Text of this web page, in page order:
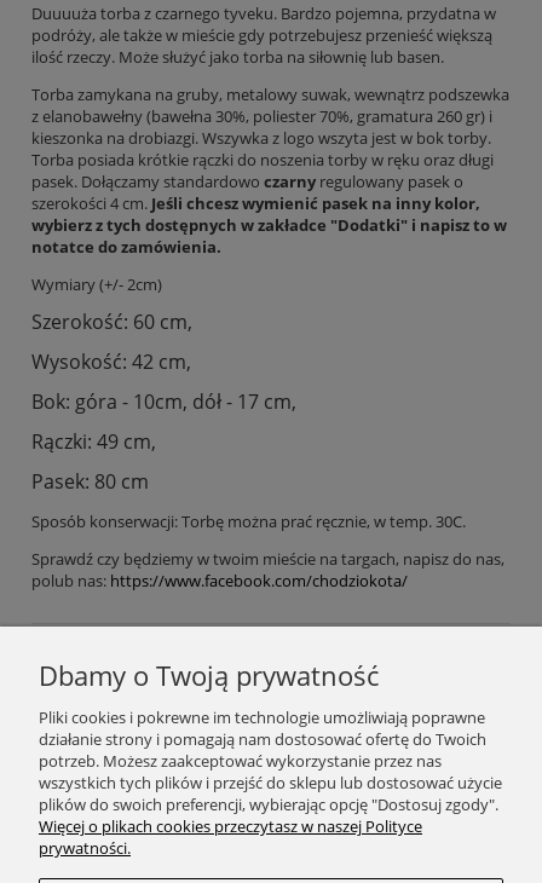
Duuuuża torba z czarnego tyveku. Bardzo pojemna, przydatna w
podróży, ale także w mieście gdy potrzebujesz przenieść większą
ilość rzeczy. Może służyć jako torba na siłownię lub basen.
Torba zamykana na gruby, metalowy suwak, wewnątrz podszewka
z elanobawełny (bawełna 30%, poliester 70%, gramatura 260 gr) i
kieszonka na drobiazgi. Wszywka z logo wszyta jest w bok torby.
Torba posiada krótkie rączki do noszenia torby w ręku oraz długi
pasek. Dołączamy standardowo czarny regulowany pasek o
szerokości 4 cm. Jeśli chcesz wymienić pasek na inny kolor,
wybierz z tych dostępnych w zakładce "Dodatki" i napisz to w
notatce do zamówienia.
Wymiary (+/- 2cm)
Szerokość: 60 cm,
Wysokość: 42 cm,
Bok: góra - 10cm, dół - 17 cm,
Rączki: 49 cm,
Pasek: 80 cm
Sposób konserwacji: Torbę można prać ręcznie, w temp. 30C.
Sprawdź czy będziemy w twoim mieście na targach, napisz do nas,
polub nas: https://www.facebook.com/chodziokota/
Podaj swój adres e-mail, jeżeli chcesz otrzymywać
informacje o nowościach i promocjach.
Zapisz się
Dbamy o Twoją prywatność
Pliki cookies i pokrewne im technologie umożliwiają poprawne
działanie strony i pomagają nam dostosować ofertę do Twoich
potrzeb. Możesz zaakceptować wykorzystanie przez nas
wszystkich tych plików i przejść do sklepu lub dostosować użycie
plików do swoich preferencji, wybierając opcję "Dostosuj zgody".
Więcej o plikach cookies przeczytasz w naszej Polityce
prywatności.